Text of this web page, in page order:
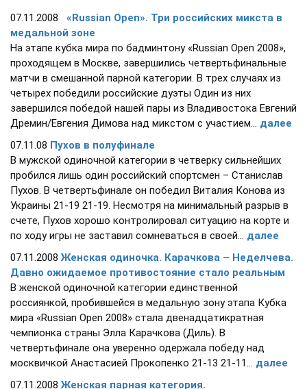
07.11.2008
«Russian Open». Три российских микста в
медальной зоне
На этапе кубка мира по бадминтону «Russian Open 2008»,
проходящем в Москве, завершились четвертьфинальные
матчи в смешанной парной категории. В трех случаях из
четырех победили российские дуэты Один из них
завершился победой нашей пары из Владивостока Евгений
Дремин/Евгения Димова над микстом с участием... далее
07.11.08 Пухов в полуфинале
В мужской одиночной категории в четверку сильнейших
пробился лишь один российский спортсмен – Станислав
Пухов. В четвертьфинале он победил Виталия Конова из
Украины 21-19 21-19. Несмотря на минимальный разрыв в
счете, Пухов хорошо контролировал ситуацию на корте и
по ходу игры не заставил сомневаться в своей... далее
07.11.2008 Женская одиночка. Карачкова – Неделчева.
Давно ожидаемое противостояние стало реальным
В женской одиночной категории единственной
россиянкой, пробившейся в медальную зону этапа Кубка
мира «Russian Open 2008» стала двенадцатикратная
чемпионка страны Элла Карачкова (Диль). В
четвертьфинале она уверенно одержала победу над
москвичкой Анастасией Прокопенко 21-13 21-11... далее
07.11.2008 Женская парная категория.